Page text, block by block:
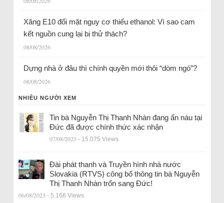
Xăng E10 đối mặt nguy cơ thiếu ethanol: Vì sao cam
kết nguồn cung lại bị thử thách?
08/08/2026
Dựng nhà ở đâu thì chính quyền mới thôi “dòm ngó”?
08/08/2026
NHIỀU NGƯỜI XEM
Tin bà Nguyễn Thị Thanh Nhàn đang ẩn náu tại
Đức đã được chính thức xác nhận
07/08/2023 - 15.075 Views
Đài phát thanh và Truyền hình nhà nước
Slovakia (RTVS) công bố thông tin bà Nguyễn
Thị Thanh Nhàn trốn sang Đức!
06/08/2023 - 5.166 Views